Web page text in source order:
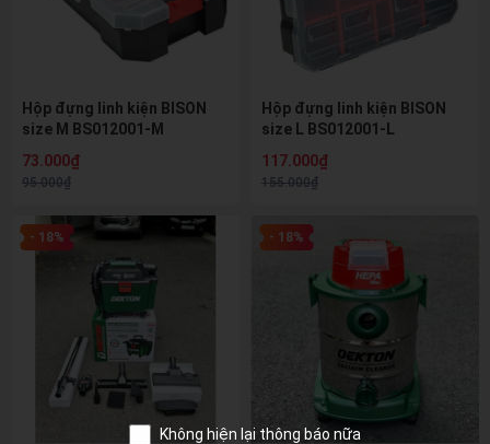
Hộp đựng linh kiện BISON
size M BS012001-M
73.000₫
95.000₫
Hộp đựng linh kiện BISON
size L BS012001-L
117.000₫
155.000₫
- 18% - 18%
Không hiện lại thông báo nữa